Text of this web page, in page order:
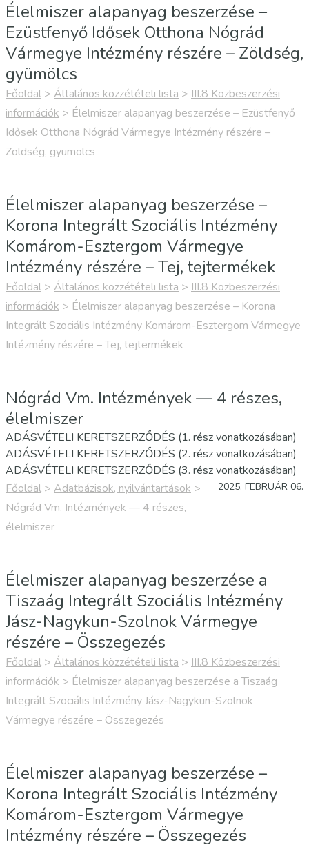
Élelmiszer alapanyag beszerzése –
Ezüstfenyő Idősek Otthona Nógrád
Vármegye Intézmény részére – Zöldség,
gyümölcs
Főoldal > Általános közzétételi lista > III.8 Közbeszerzési
információk > Élelmiszer alapanyag beszerzése – Ezüstfenyő
Idősek Otthona Nógrád Vármegye Intézmény részére –
Zöldség, gyümölcs
Élelmiszer alapanyag beszerzése –
Korona Integrált Szociális Intézmény
Komárom-Esztergom Vármegye
Intézmény részére – Tej, tejtermékek
Főoldal > Általános közzétételi lista > III.8 Közbeszerzési
információk > Élelmiszer alapanyag beszerzése – Korona
Integrált Szociális Intézmény Komárom-Esztergom Vármegye
Intézmény részére – Tej, tejtermékek
Nógrád Vm. Intézmények — 4 részes,
élelmiszer
ADÁSVÉTELI KERETSZERZŐDÉS (1. rész vonatkozásában)
ADÁSVÉTELI KERETSZERZŐDÉS (2. rész vonatkozásában)
ADÁSVÉTELI KERETSZERZŐDÉS (3. rész vonatkozásában)
Főoldal > Adatbázisok, nyilvántartások >
Nógrád Vm. Intézmények — 4 részes,
élelmiszer
2025. FEBRUÁR 06.
Élelmiszer alapanyag beszerzése a
Tiszaág Integrált Szociális Intézmény
Jász-Nagykun-Szolnok Vármegye
részére – Összegezés
Főoldal > Általános közzétételi lista > III.8 Közbeszerzési
információk > Élelmiszer alapanyag beszerzése a Tiszaág
Integrált Szociális Intézmény Jász-Nagykun-Szolnok
Vármegye részére – Összegezés
Élelmiszer alapanyag beszerzése –
Korona Integrált Szociális Intézmény
Komárom-Esztergom Vármegye
Intézmény részére – Összegezés